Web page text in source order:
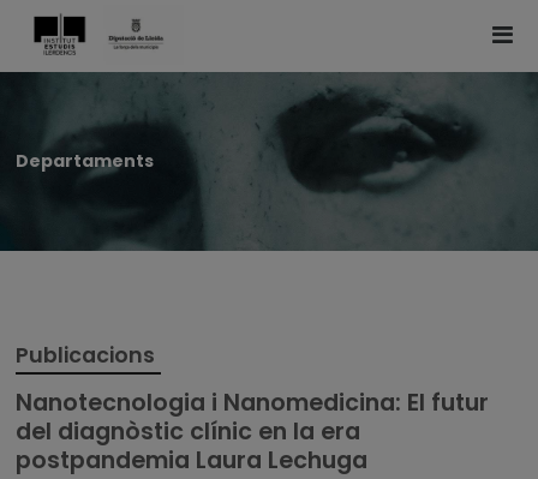
Departaments
Publicacions
Nanotecnologia i Nanomedicina: El futur
del diagnòstic clínic en la era
postpandemia Laura Lechuga